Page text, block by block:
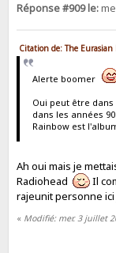
Réponse #909 le:
Citation de: The
Alerte boomer
Oui peut être
dans les années
Rainbow est
Ah oui mais je
Radiohead
Il
rajeunit personne
« Modifié: mer. 3 juillet